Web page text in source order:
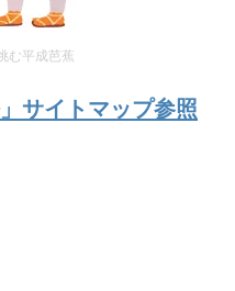
む平成芭蕉
サイトマップ参照